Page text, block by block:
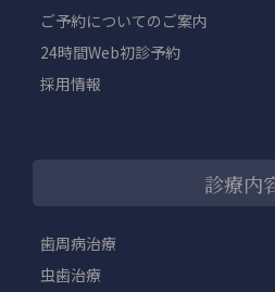
ご予約についてのご案内
24時間Web初診予約
採用情報
診療内
歯周病治療
虫歯治療